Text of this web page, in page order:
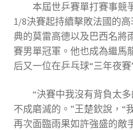
本屆世乒賽單打賽事競
1/8決賽起持續擊敗法國的
典的莫雷高德以及巴西名將
賽男單冠軍。他也成為繼馬
后又一位在乒乓球“三年夜
“決賽中我沒有背負太
不成磨滅的。”王楚欽說，“
再次面臨雨果如許強盛的敵